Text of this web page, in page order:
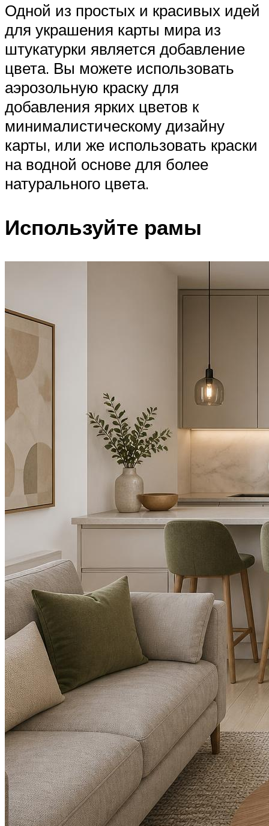
Одной из простых и красивых идей
для украшения карты мира из
штукатурки является добавление
цвета. Вы можете использовать
аэрозольную краску для
добавления ярких цветов к
минималистическому дизайну
карты, или же использовать краски
на водной основе для более
натурального цвета.
Используйте рамы